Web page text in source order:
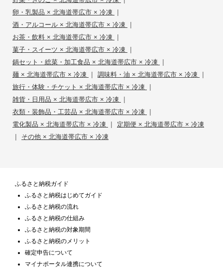
卵・乳製品 × 北海道帯広市 × 冷凍 |
酒・アルコール × 北海道帯広市 × 冷凍 |
お茶・飲料 × 北海道帯広市 × 冷凍 |
菓子・スイーツ × 北海道帯広市 × 冷凍 |
鍋セット・総菜・加工食品 × 北海道帯広市 × 冷凍 |
麺 × 北海道帯広市 × 冷凍 | 調味料・油 × 北海道帯広市 × 冷凍 |
旅行・体験・チケット × 北海道帯広市 × 冷凍 |
雑貨・日用品 × 北海道帯広市 × 冷凍 |
衣類・装飾品・工芸品 × 北海道帯広市 × 冷凍 |
電化製品 × 北海道帯広市 × 冷凍 | 定期便 × 北海道帯広市 × 冷凍
| その他 × 北海道帯広市 × 冷凍
ふるさと納税ガイド
ふるさと納税はじめてガイド
ふるさと納税の流れ
ふるさと納税の仕組み
ふるさと納税の対象期間
ふるさと納税のメリット
確定申告について
マイナポータル連携について